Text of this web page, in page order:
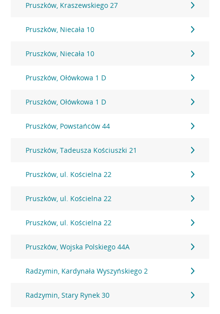
Pruszków, Kraszewskiego 27
Pruszków, Niecała 10
Pruszków, Niecała 10
Pruszków, Ołówkowa 1 D
Pruszków, Ołówkowa 1 D
Pruszków, Powstańców 44
Pruszków, Tadeusza Kościuszki 21
Pruszków, ul. Kościelna 22
Pruszków, ul. Kościelna 22
Pruszków, ul. Kościelna 22
Pruszków, Wojska Polskiego 44A
Radzymin, Kardynała Wyszyńskiego 2
Radzymin, Stary Rynek 30